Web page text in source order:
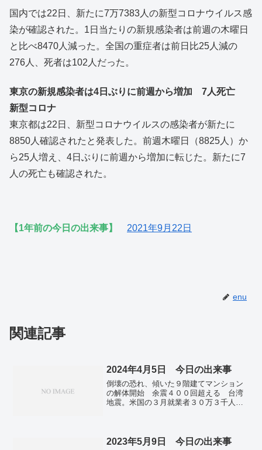
国内では22日、新たに7万7383人の新型コロナウイルス感
染が確認された。1日当たりの新規感染者は前週の木曜日
と比べ8470人減った。全国の重症者は前日比25人減の
276人、死者は102人だった。
東京の新規感染者は4日ぶりに前週から増加 7人死亡
新型コロナ
東京都は22日、新型コロナウイルスの感染者が新たに
8850人確認されたと発表した。前週木曜日（8825人）か
ら25人増え、4日ぶりに前週から増加に転じた。新たに7
人の死亡も確認された。
【1年前の今日の出来事】 2021年9月22日
enu
関連記事
2024年4月5日 今日の出来事
倒壊の恐れ、傾いた９階建てマンション
の解体開始 余震４００回超える 台湾
地震。米国の３月就業者３０万３千人増
初、水素・バイオ燃料船 ゼロエミッシ
2023年5月9日 今日の出来事